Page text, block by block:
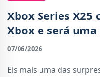
Xbox Series X25
Xbox e será
07/06/2026
Eis mais uma das